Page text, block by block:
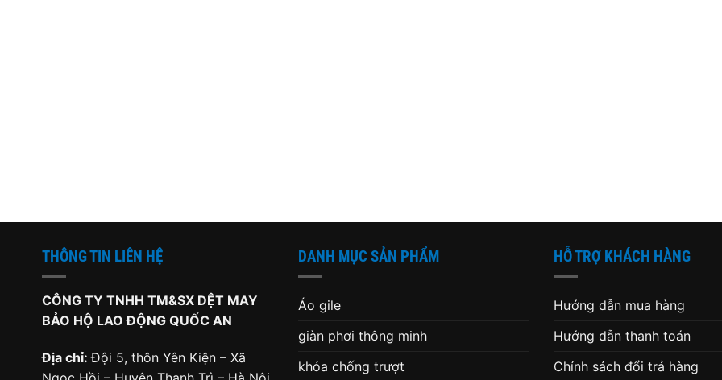
THÔNG TIN LIÊN HỆ
CÔNG TY TNHH TM&SX DỆT MAY
BẢO HỘ LAO ĐỘNG QUỐC AN
Địa chỉ:Đội 5, thôn Yên Kiện – Xã
DANH MỤC SẢN PHẨM
Áo gile
giàn phơi thông minh
khóa chống trượt
HỖ TRỢ KHÁCH HÀNG
Hướng dẫn mua hàng
Hướng dẫn thanh toán
Chính sách đổi trả hàng